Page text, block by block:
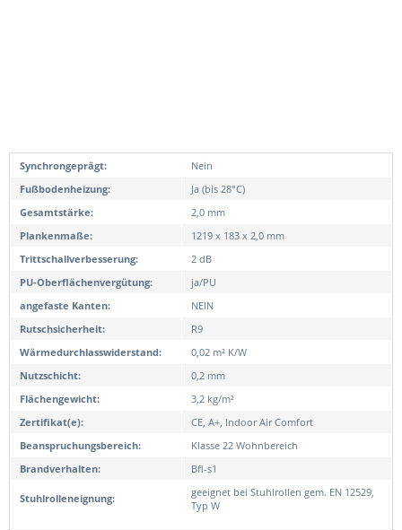
Synchrongeprägt:
Nein
Fußbodenheizung:
Ja (bis 28°C)
Gesamtstärke:
2,0 mm
Plankenmaße:
1219 x 183 x 2,0 mm
Trittschallverbesserung:
2 dB
PU-Oberflächenvergütung:
ja/PU
angefaste Kanten:
NEIN
Rutschsicherheit:
R9
Wärmedurchlasswiderstand:
0,02 m² K/W
Nutzschicht:
0,2 mm
Flächengewicht:
3,2 kg/m²
Zertifikat(e):
CE, A+, Indoor Air Comfort
Beanspruchungsbereich:
Klasse 22 Wohnbereich
Brandverhalten:
Bfl-s1
Stuhlrolleneignung:
geeignet bei Stuhlrollen gem. EN 12529,
Typ W